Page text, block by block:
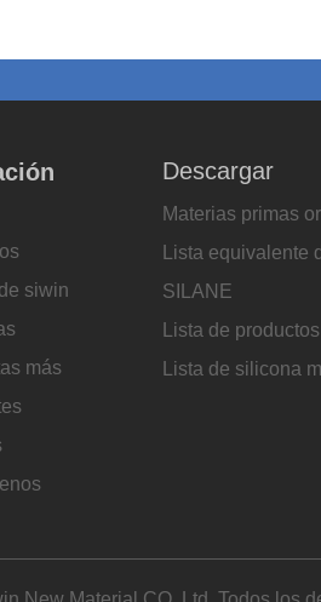
siwin
más
Descargar
Materias primas
Lista equivalente
SILANE
Lista de
Lista de silicona